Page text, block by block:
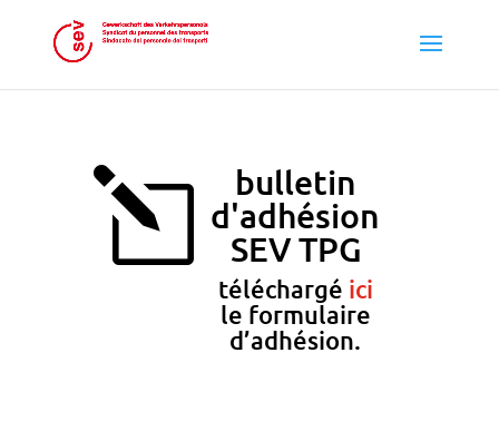
l bulletin
d'adhésion
SEV TPG
téléchargé ici
le formulaire
d’adhésion.